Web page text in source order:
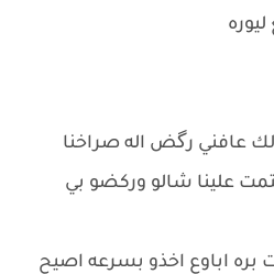
عافني رگض اله صراخنا
علينا شالو وركضو بي
اباوع اخذو بسرعه اصيح